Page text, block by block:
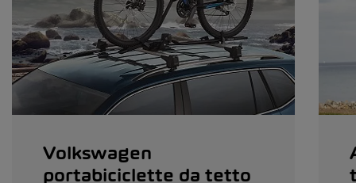
Volkswagen
portabiciclette da tetto